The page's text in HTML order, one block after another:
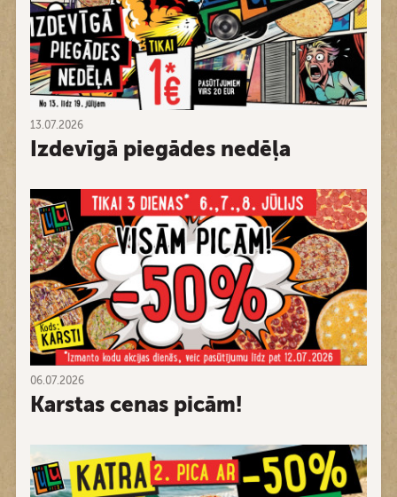
13.07.2026
Izdevīgā piegādes nedēļa
06.07.2026
Karstas cenas picām!